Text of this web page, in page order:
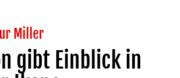
Miller
gibt Einblick in